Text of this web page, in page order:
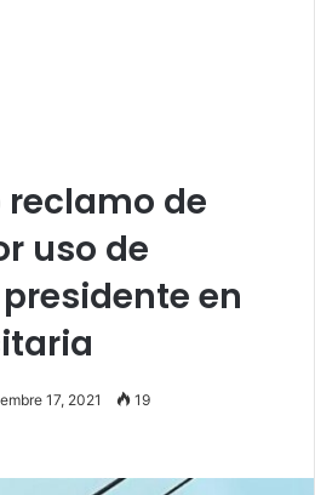
reclamo de
uso de
en
17, 2021 19